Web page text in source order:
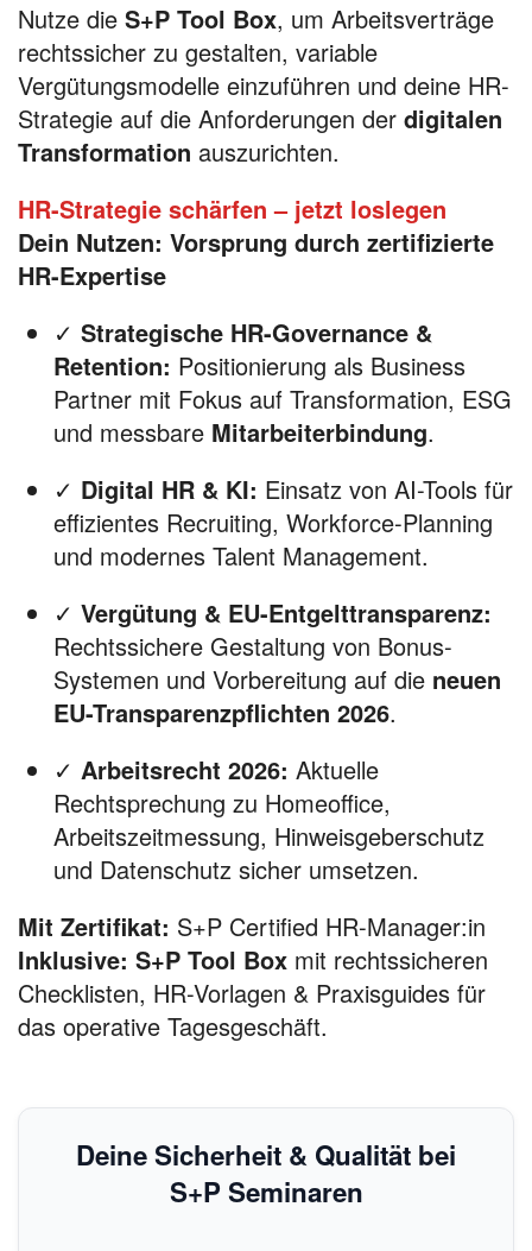
Nutze die S+P Tool Box, um Arbeitsverträge
rechtssicher zu gestalten, variable
Vergütungsmodelle einzuführen und deine HR-
Strategie auf die Anforderungen der digitalen
Transformation auszurichten.
HR-Strategie schärfen – jetzt loslegen
Dein Nutzen: Vorsprung durch zertifizierte
HR-Expertise
✓ Strategische HR-Governance &
Retention: Positionierung als Business
Partner mit Fokus auf Transformation, ESG
und messbare Mitarbeiterbindung.
✓ Digital HR & KI: Einsatz von AI-Tools für
effizientes Recruiting, Workforce-Planning
und modernes Talent Management.
✓ Vergütung & EU-Entgelttransparenz:
Rechtssichere Gestaltung von Bonus-
Systemen und Vorbereitung auf die neuen
EU-Transparenzpflichten 2026.
✓ Arbeitsrecht 2026: Aktuelle
Rechtsprechung zu Homeoffice,
Arbeitszeitmessung, Hinweisgeberschutz
und Datenschutz sicher umsetzen.
Mit Zertifikat: S+P Certified HR-Manager:in
Inklusive: S+P Tool Box mit rechtssicheren
Checklisten, HR-Vorlagen & Praxisguides für
das operative Tagesgeschäft.
Deine Sicherheit & Qualität bei
S+P Seminaren